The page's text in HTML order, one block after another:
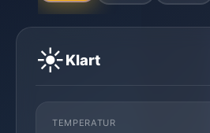
☀️Klart
TEMPERATUR